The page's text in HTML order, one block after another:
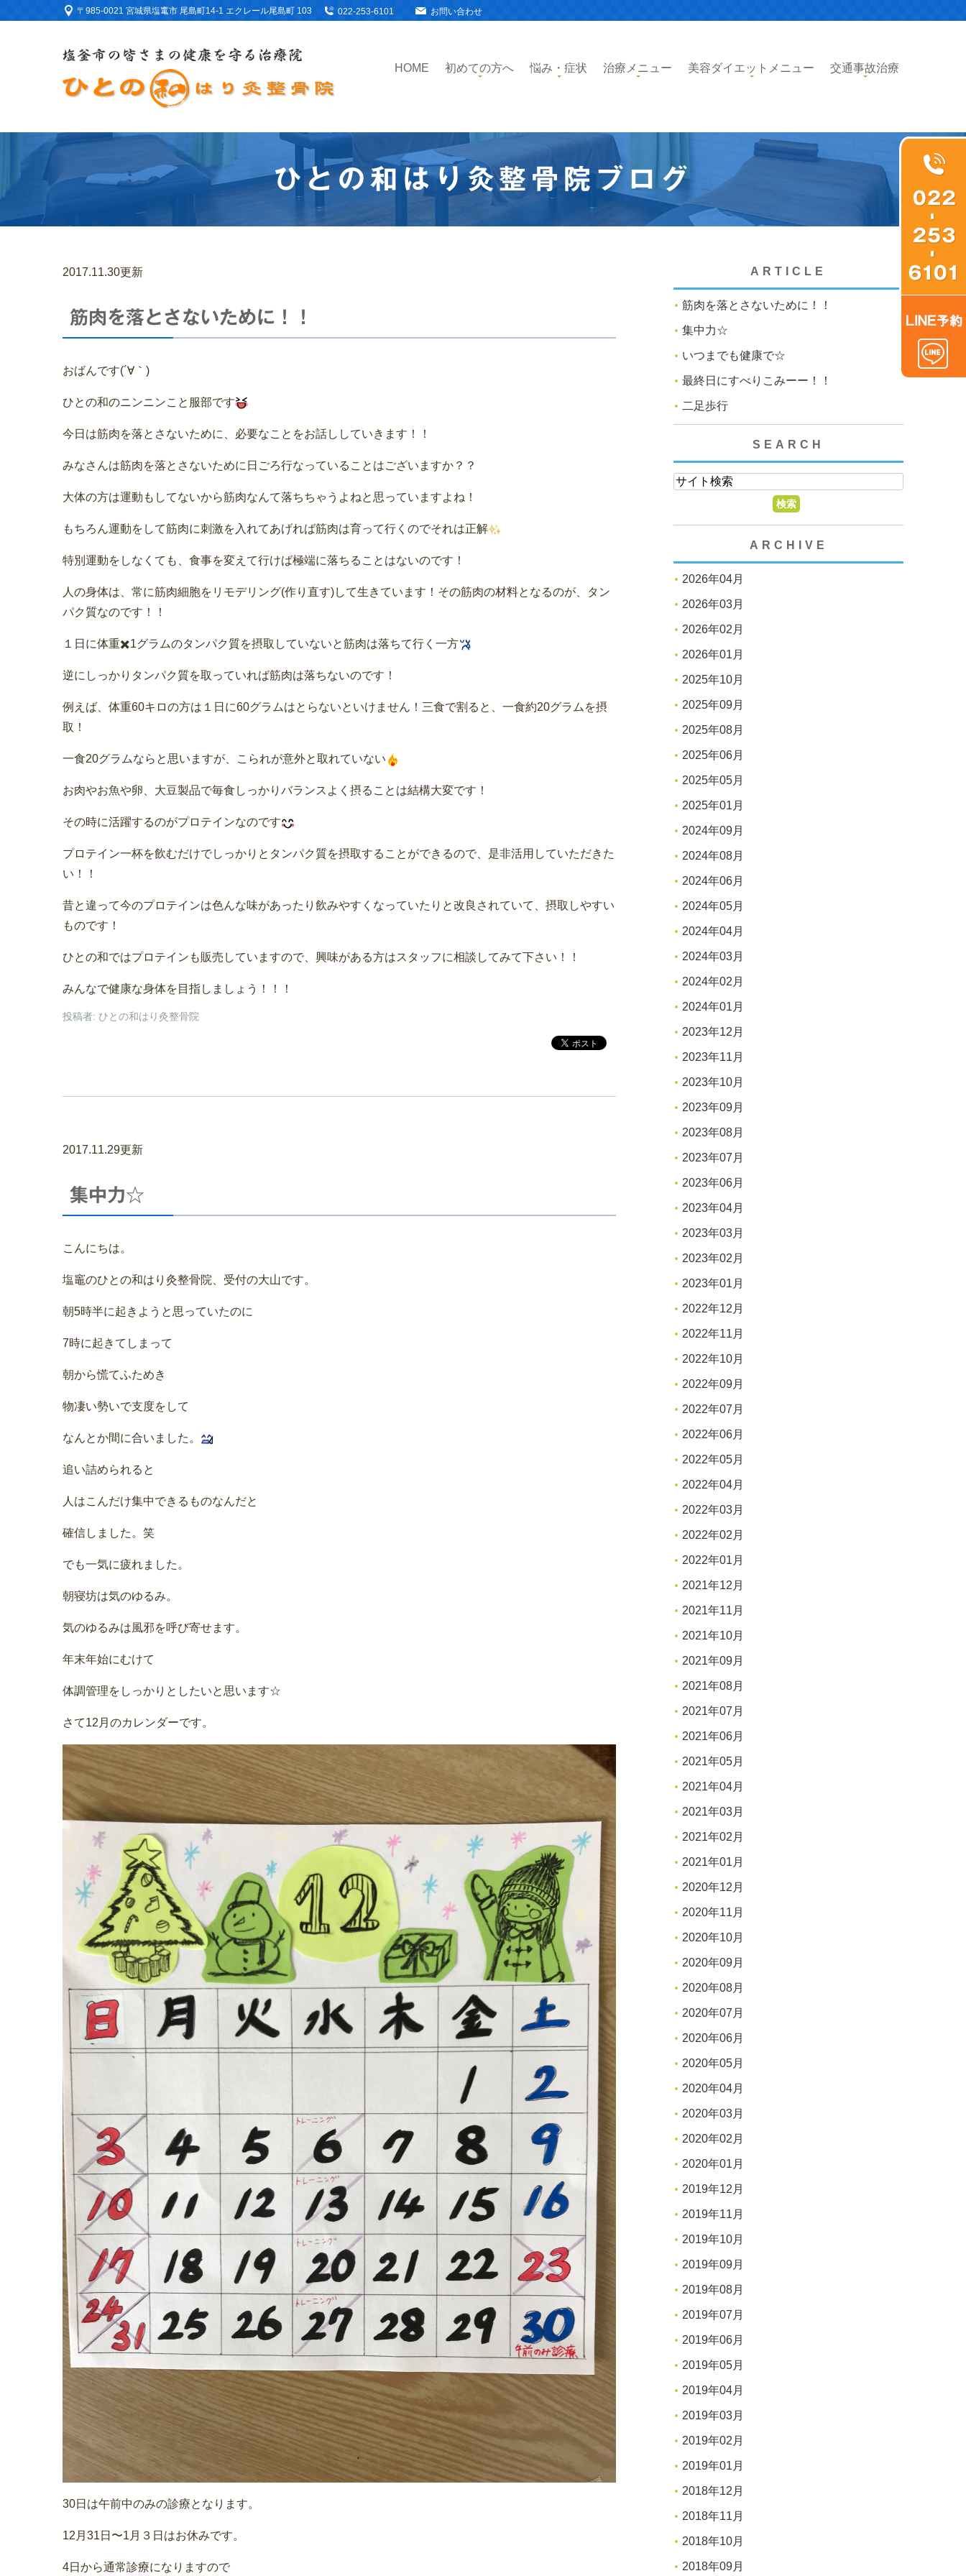
〒985-0021 宮城県塩竃市 尾島町14-1 エクレール尾島町 103 022-253-6101 お問い合わせ
HOME 初めての方へ 悩み・症状 治療メニュー 美容ダイエットメニュー 交通事故治療
ひとの和はり灸整骨院ブログ
2017.11.30更新
筋肉を落とさないために！！
おばんです(´∀｀)
ひとの和のニンニンこと服部です
今日は筋肉を落とさないために、必要なことをお話ししていきます！！
みなさんは筋肉を落とさないために日ごろ行なっていることはございますか？？
大体の方は運動もしてないから筋肉なんて落ちちゃうよねと思っていますよね！
もちろん運動をして筋肉に刺激を入れてあげれば筋肉は育って行くのでそれは正解
特別運動をしなくても、食事を変えて行けば極端に落ちることはないのです！
人の身体は、常に筋肉細胞をリモデリング(作り直す)して生きています！その筋肉の材料となるのが、タン
パク質なのです！！
１日に体重✖️1グラムのタンパク質を摂取していないと筋肉は落ちて行く一方
逆にしっかりタンパク質を取っていれば筋肉は落ちないのです！
例えば、体重60キロの方は１日に60グラムはとらないといけません！三食で割ると、一食約20グラムを摂
取！
一食20グラムならと思いますが、こられが意外と取れていない
お肉やお魚や卵、大豆製品で毎食しっかりバランスよく摂ることは結構大変です！
その時に活躍するのがプロテインなのです
プロテイン一杯を飲むだけでしっかりとタンパク質を摂取することができるので、是非活用していただきた
い！！
昔と違って今のプロテインは色んな味があったり飲みやすくなっていたりと改良されていて、摂取しやすい
ものです！
ひとの和ではプロテインも販売していますので、興味がある方はスタッフに相談してみて下さい！！
みんなで健康な身体を目指しましょう！！！
投稿者: ひとの和はり灸整骨院
2017.11.29更新
集中力☆
こんにちは。
塩竈のひとの和はり灸整骨院、受付の大山です。
朝5時半に起きようと思っていたのに
7時に起きてしまって
朝から慌てふためき
物凄い勢いで支度をして
なんとか間に合いました。
追い詰められると
人はこんだけ集中できるものなんだと
確信しました。笑
でも一気に疲れました。
朝寝坊は気のゆるみ。
気のゆるみは風邪を呼び寄せます。
年末年始にむけて
体調管理をしっかりとしたいと思います☆
さて12月のカレンダーです。
30日は午前中のみの診療となります。
12月31日〜1月３日はお休みです。
4日から通常診療になりますので
ARTICLE
筋肉を落とさないために！！
集中力☆
いつまでも健康で☆
最終日にすべりこみーー！！
二足歩行
SEARCH
ARCHIVE
2026年04月
2026年03月
2026年02月
2026年01月
2025年10月
2025年09月
2025年08月
2025年06月
2025年05月
2025年01月
2024年09月
2024年08月
2024年06月
2024年05月
2024年04月
2024年03月
2024年02月
2024年01月
2023年12月
2023年11月
2023年10月
2023年09月
2023年08月
2023年07月
2023年06月
2023年04月
2023年03月
2023年02月
2023年01月
2022年12月
2022年11月
2022年10月
2022年09月
2022年07月
2022年06月
2022年05月
2022年04月
2022年03月
2022年02月
2022年01月
2021年12月
2021年11月
2021年10月
2021年09月
2021年08月
2021年07月
2021年06月
2021年05月
2021年04月
2021年03月
2021年02月
2021年01月
2020年12月
2020年11月
2020年10月
2020年09月
2020年08月
2020年07月
2020年06月
2020年05月
2020年04月
2020年03月
2020年02月
2020年01月
2019年12月
2019年11月
2019年10月
2019年09月
2019年08月
2019年07月
2019年06月
2019年05月
2019年04月
2019年03月
2019年02月
2019年01月
2018年12月
2018年11月
2018年10月
2018年09月